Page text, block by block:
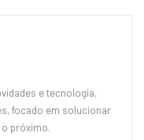
e tecnologia,
focado em solucionar
próximo.